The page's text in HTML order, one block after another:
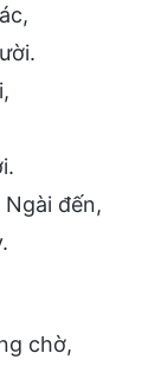
đến,
chờ,